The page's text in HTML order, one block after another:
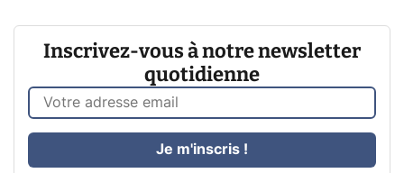
Inscrivez-vous à notre newsletter
quotidienne
Je m'inscris !